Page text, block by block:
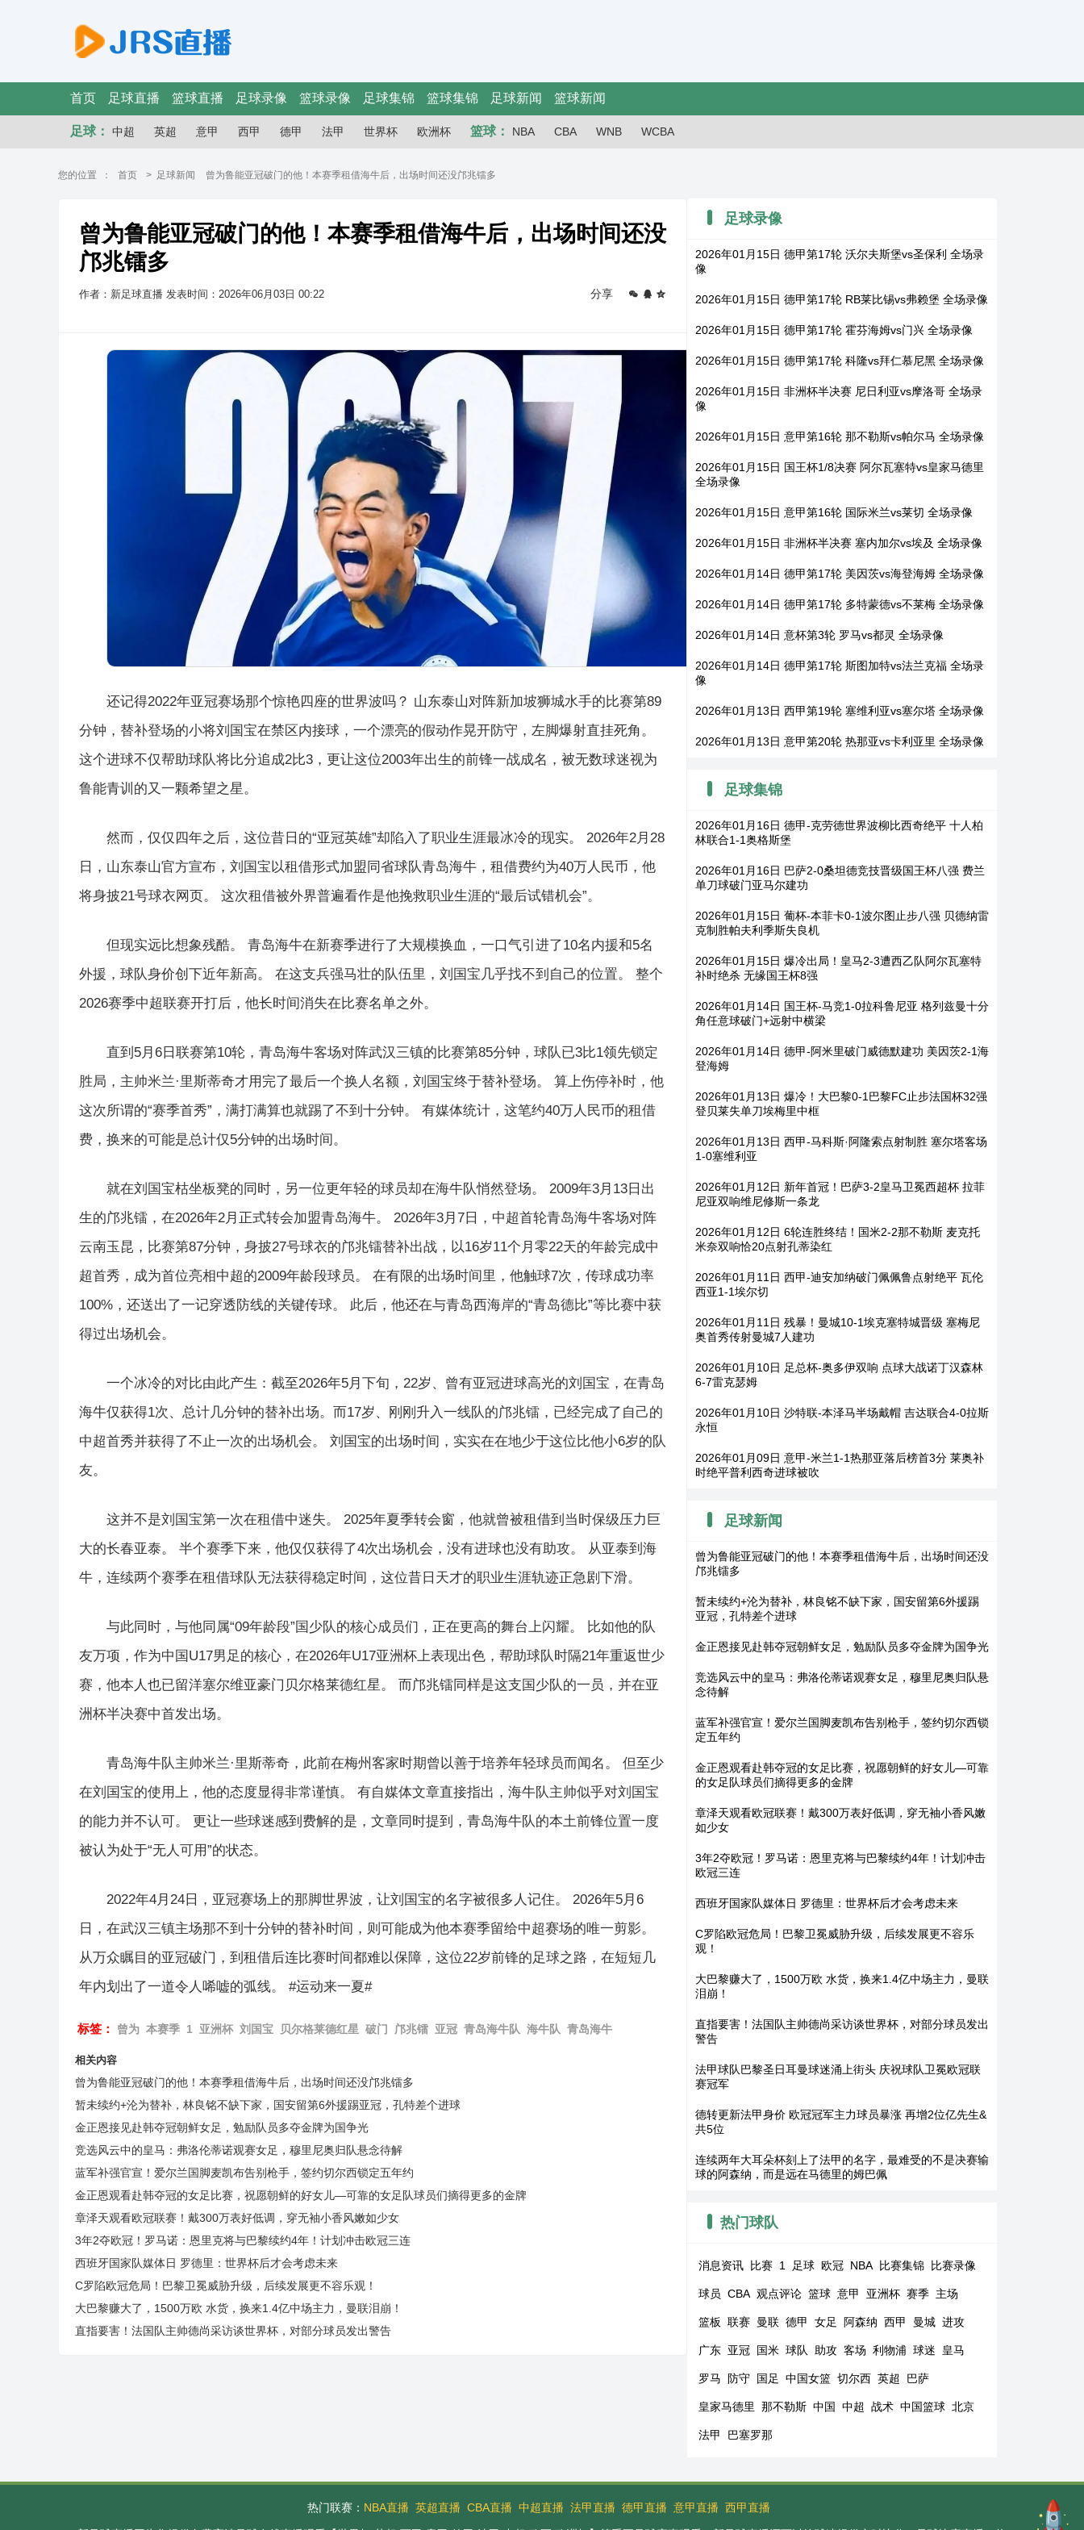
首页 足球直播 篮球直播 足球录像 篮球录像 足球集锦 篮球集锦 足球新闻 篮球新闻
足球： 中超 英超 意甲 西甲 德甲 法甲 世界杯 欧洲杯 篮球： NBA CBA WNB WCBA
您的位置 ： 首页 > 足球新闻 曾为鲁能亚冠破门的他！本赛季租借海牛后，出场时间还没邝兆镭多
曾为鲁能亚冠破门的他！本赛季租借海牛后，出场时间还没
邝兆镭多
作者：新足球直播 发表时间：2026年06月03日 00:22 分享
还记得2022年亚冠赛场那个惊艳四座的世界波吗？ 山东泰山对阵新加坡狮城水手的比赛第89
分钟，替补登场的小将刘国宝在禁区内接球，一个漂亮的假动作晃开防守，左脚爆射直挂死角。
这个进球不仅帮助球队将比分追成2比3，更让这位2003年出生的前锋一战成名，被无数球迷视为
鲁能青训的又一颗希望之星。
然而，仅仅四年之后，这位昔日的“亚冠英雄”却陷入了职业生涯最冰冷的现实。 2026年2月28
日，山东泰山官方宣布，刘国宝以租借形式加盟同省球队青岛海牛，租借费约为40万人民币，他
将身披21号球衣网页。 这次租借被外界普遍看作是他挽救职业生涯的“最后试错机会”。
但现实远比想象残酷。 青岛海牛在新赛季进行了大规模换血，一口气引进了10名内援和5名
外援，球队身价创下近年新高。 在这支兵强马壮的队伍里，刘国宝几乎找不到自己的位置。 整个
2026赛季中超联赛开打后，他长时间消失在比赛名单之外。
直到5月6日联赛第10轮，青岛海牛客场对阵武汉三镇的比赛第85分钟，球队已3比1领先锁定
胜局，主帅米兰·里斯蒂奇才用完了最后一个换人名额，刘国宝终于替补登场。 算上伤停补时，他
这次所谓的“赛季首秀”，满打满算也就踢了不到十分钟。 有媒体统计，这笔约40万人民币的租借
费，换来的可能是总计仅5分钟的出场时间。
就在刘国宝枯坐板凳的同时，另一位更年轻的球员却在海牛队悄然登场。 2009年3月13日出
生的邝兆镭，在2026年2月正式转会加盟青岛海牛。 2026年3月7日，中超首轮青岛海牛客场对阵
云南玉昆，比赛第87分钟，身披27号球衣的邝兆镭替补出战，以16岁11个月零22天的年龄完成中
超首秀，成为首位亮相中超的2009年龄段球员。 在有限的出场时间里，他触球7次，传球成功率
100%，还送出了一记穿透防线的关键传球。 此后，他还在与青岛西海岸的“青岛德比”等比赛中获
得过出场机会。
一个冰冷的对比由此产生：截至2026年5月下旬，22岁、曾有亚冠进球高光的刘国宝，在青岛
海牛仅获得1次、总计几分钟的替补出场。而17岁、刚刚升入一线队的邝兆镭，已经完成了自己的
中超首秀并获得了不止一次的出场机会。 刘国宝的出场时间，实实在在地少于这位比他小6岁的队
友。
这并不是刘国宝第一次在租借中迷失。 2025年夏季转会窗，他就曾被租借到当时保级压力巨
大的长春亚泰。 半个赛季下来，他仅仅获得了4次出场机会，没有进球也没有助攻。 从亚泰到海
牛，连续两个赛季在租借球队无法获得稳定时间，这位昔日天才的职业生涯轨迹正急剧下滑。
与此同时，与他同属“09年龄段”国少队的核心成员们，正在更高的舞台上闪耀。 比如他的队
友万项，作为中国U17男足的核心，在2026年U17亚洲杯上表现出色，帮助球队时隔21年重返世少
赛，他本人也已留洋塞尔维亚豪门贝尔格莱德红星。 而邝兆镭同样是这支国少队的一员，并在亚
洲杯半决赛中首发出场。
青岛海牛队主帅米兰·里斯蒂奇，此前在梅州客家时期曾以善于培养年轻球员而闻名。 但至少
在刘国宝的使用上，他的态度显得非常谨慎。 有自媒体文章直接指出，海牛队主帅似乎对刘国宝
的能力并不认可。 更让一些球迷感到费解的是，文章同时提到，青岛海牛队的本土前锋位置一度
被认为处于“无人可用”的状态。
2022年4月24日，亚冠赛场上的那脚世界波，让刘国宝的名字被很多人记住。 2026年5月6
日，在武汉三镇主场那不到十分钟的替补时间，则可能成为他本赛季留给中超赛场的唯一剪影。
从万众瞩目的亚冠破门，到租借后连比赛时间都难以保障，这位22岁前锋的足球之路，在短短几
年内划出了一道令人唏嘘的弧线。 #运动来一夏#
标签： 曾为 本赛季 1 亚洲杯 刘国宝 贝尔格莱德红星 破门 邝兆镭 亚冠 青岛海牛队 海牛队 青岛海牛
相关内容
曾为鲁能亚冠破门的他！本赛季租借海牛后，出场时间还没邝兆镭多
暂未续约+沦为替补，林良铭不缺下家，国安留第6外援踢亚冠，孔特差个进球
金正恩接见赴韩夺冠朝鲜女足，勉励队员多夺金牌为国争光
竞选风云中的皇马：弗洛伦蒂诺观赛女足，穆里尼奥归队悬念待解
蓝军补强官宣！爱尔兰国脚麦凯布告别枪手，签约切尔西锁定五年约
金正恩观看赴韩夺冠的女足比赛，祝愿朝鲜的好女儿—可靠的女足队球员们摘得更多的金牌
章泽天观看欧冠联赛！戴300万表好低调，穿无袖小香风嫩如少女
3年2夺欧冠！罗马诺：恩里克将与巴黎续约4年！计划冲击欧冠三连
西班牙国家队媒体日 罗德里：世界杯后才会考虑未来
C罗陷欧冠危局！巴黎卫冕威胁升级，后续发展更不容乐观！
大巴黎赚大了，1500万欧 水货，换来1.4亿中场主力，曼联泪崩！
直指要害！法国队主帅德尚采访谈世界杯，对部分球员发出警告
足球录像
2026年01月15日 德甲第17轮 沃尔夫斯堡vs圣保利 全场录
像
2026年01月15日 德甲第17轮 RB莱比锡vs弗赖堡 全场录像
2026年01月15日 德甲第17轮 霍芬海姆vs门兴 全场录像
2026年01月15日 德甲第17轮 科隆vs拜仁慕尼黑 全场录像
2026年01月15日 非洲杯半决赛 尼日利亚vs摩洛哥 全场录
像
2026年01月15日 意甲第16轮 那不勒斯vs帕尔马 全场录像
2026年01月15日 国王杯1/8决赛 阿尔瓦塞特vs皇家马德里
全场录像
2026年01月15日 意甲第16轮 国际米兰vs莱切 全场录像
2026年01月15日 非洲杯半决赛 塞内加尔vs埃及 全场录像
2026年01月14日 德甲第17轮 美因茨vs海登海姆 全场录像
2026年01月14日 德甲第17轮 多特蒙德vs不莱梅 全场录像
2026年01月14日 意杯第3轮 罗马vs都灵 全场录像
2026年01月14日 德甲第17轮 斯图加特vs法兰克福 全场录
像
2026年01月13日 西甲第19轮 塞维利亚vs塞尔塔 全场录像
2026年01月13日 意甲第20轮 热那亚vs卡利亚里 全场录像
足球集锦
2026年01月16日 德甲-克劳德世界波柳比西奇绝平 十人柏
林联合1-1奥格斯堡
2026年01月16日 巴萨2-0桑坦德竞技晋级国王杯八强 费兰
单刀球破门亚马尔建功
2026年01月15日 葡杯-本菲卡0-1波尔图止步八强 贝德纳雷
克制胜帕夫利季斯失良机
2026年01月15日 爆冷出局！皇马2-3遭西乙队阿尔瓦塞特
补时绝杀 无缘国王杯8强
2026年01月14日 国王杯-马竞1-0拉科鲁尼亚 格列兹曼十分
角任意球破门+远射中横梁
2026年01月14日 德甲-阿米里破门威德默建功 美因茨2-1海
登海姆
2026年01月13日 爆冷！大巴黎0-1巴黎FC止步法国杯32强
登贝莱失单刀埃梅里中框
2026年01月13日 西甲-马科斯·阿隆索点射制胜 塞尔塔客场
1-0塞维利亚
2026年01月12日 新年首冠！巴萨3-2皇马卫冕西超杯 拉菲
尼亚双响维尼修斯一条龙
2026年01月12日 6轮连胜终结！国米2-2那不勒斯 麦克托
米奈双响恰20点射孔蒂染红
2026年01月11日 西甲-迪安加纳破门佩佩鲁点射绝平 瓦伦
西亚1-1埃尔切
2026年01月11日 残暴！曼城10-1埃克塞特城晋级 塞梅尼
奥首秀传射曼城7人建功
2026年01月10日 足总杯-奥多伊双响 点球大战诺丁汉森林
6-7雷克瑟姆
2026年01月10日 沙特联-本泽马半场戴帽 吉达联合4-0拉斯
永恒
2026年01月09日 意甲-米兰1-1热那亚落后榜首3分 莱奥补
时绝平普利西奇进球被吹
足球新闻
曾为鲁能亚冠破门的他！本赛季租借海牛后，出场时间还没
邝兆镭多
暂未续约+沦为替补，林良铭不缺下家，国安留第6外援踢
亚冠，孔特差个进球
金正恩接见赴韩夺冠朝鲜女足，勉励队员多夺金牌为国争光
竞选风云中的皇马：弗洛伦蒂诺观赛女足，穆里尼奥归队悬
念待解
蓝军补强官宣！爱尔兰国脚麦凯布告别枪手，签约切尔西锁
定五年约
金正恩观看赴韩夺冠的女足比赛，祝愿朝鲜的好女儿—可靠
的女足队球员们摘得更多的金牌
章泽天观看欧冠联赛！戴300万表好低调，穿无袖小香风嫩
如少女
3年2夺欧冠！罗马诺：恩里克将与巴黎续约4年！计划冲击
欧冠三连
西班牙国家队媒体日 罗德里：世界杯后才会考虑未来
C罗陷欧冠危局！巴黎卫冕威胁升级，后续发展更不容乐
观！
大巴黎赚大了，1500万欧 水货，换来1.4亿中场主力，曼联
泪崩！
直指要害！法国队主帅德尚采访谈世界杯，对部分球员发出
警告
法甲球队巴黎圣日耳曼球迷涌上街头 庆祝球队卫冕欧冠联
赛冠军
德转更新法甲身价 欧冠冠军主力球员暴涨 再增2位亿先生&
共5位
连续两年大耳朵杯刻上了法甲的名字，最难受的不是决赛输
球的阿森纳，而是远在马德里的姆巴佩
热门球队
消息资讯 比赛 1 足球 欧冠 NBA 比赛集锦 比赛录像
球员 CBA 观点评论 篮球 意甲 亚洲杯 赛季 主场
篮板 联赛 曼联 德甲 女足 阿森纳 西甲 曼城 进攻
广东 亚冠 国米 球队 助攻 客场 利物浦 球迷 皇马
罗马 防守 国足 中国女篮 切尔西 英超 巴萨
皇家马德里 那不勒斯 中国 中超 战术 中国篮球 北京
法甲 巴塞罗那
热门联赛： NBA直播 英超直播 CBA直播 中超直播 法甲直播 德甲直播 意甲直播 西甲直播